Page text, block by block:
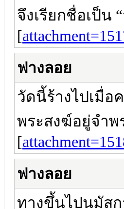
จึงเรียกชื่อเป็น
[
ฟางลอย
วัดนี้ร้างไปเมื่อ
พระสงฆ์อยู่จำพ
[
ฟางลอย
ทางขึ้นไปนมัส